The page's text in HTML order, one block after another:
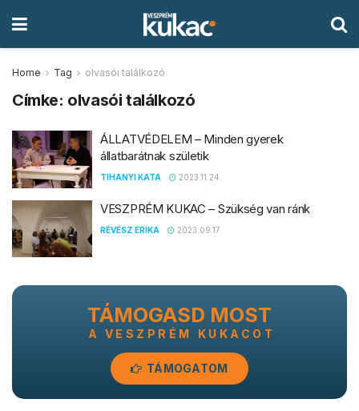
Home Tag olvasói találkozó
Címke: olvasói találkozó
ÁLLATVÉDELEM – Minden gyerek
állatbarátnak születik
TIHANYI KATA 2023.11.24.
VESZPRÉM KUKAC – Szükség van ránk
RÉVÉSZ ERIKA 2023.09.17.
TÁMOGASD MOST
A VESZPRÉM KUKACOT
TÁMOGATOM